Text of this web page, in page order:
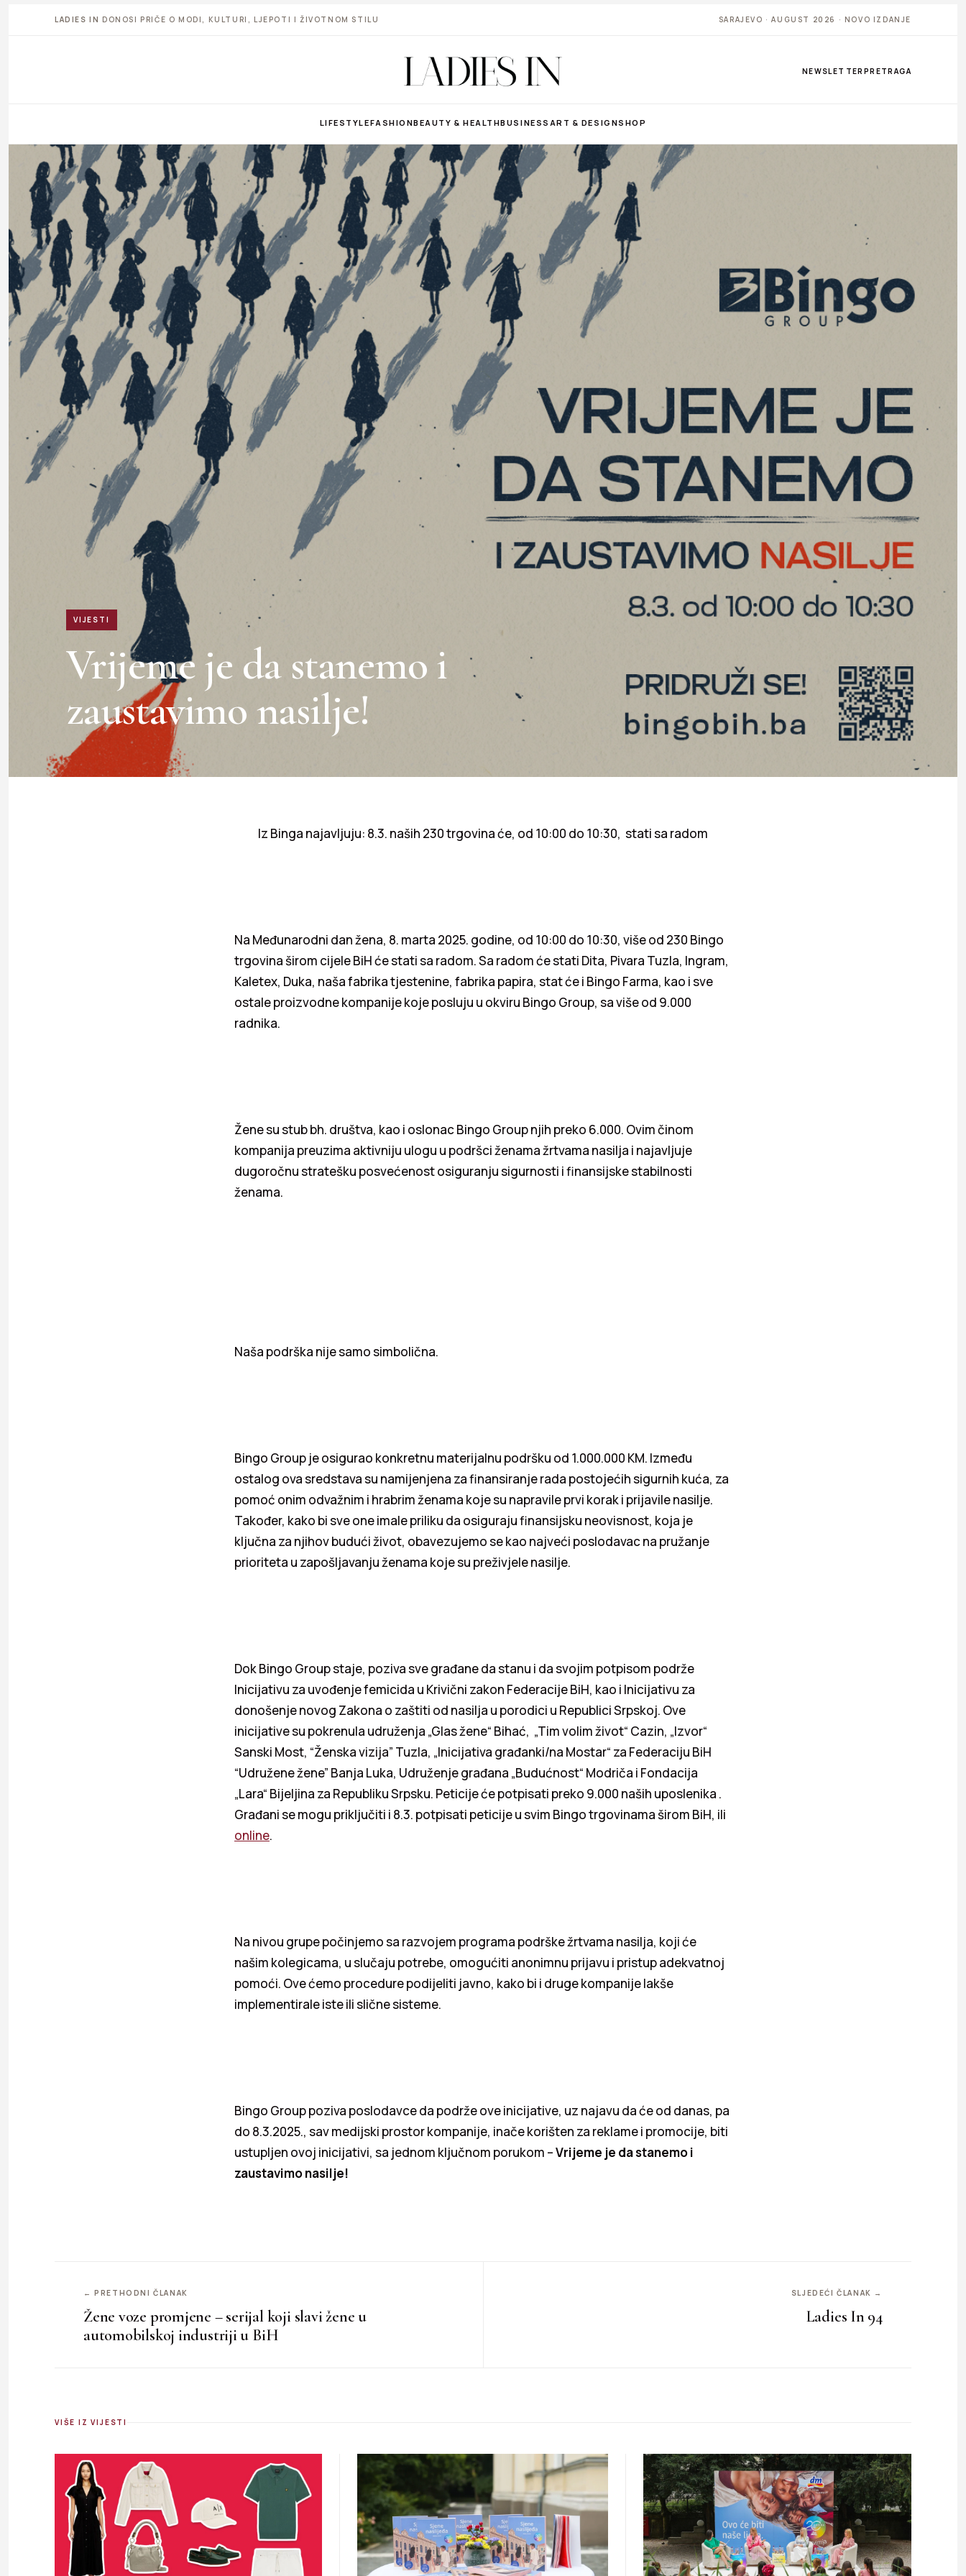
LADIES IN DONOSI PRIČE O MODI, KULTURI, LJEPOTI I ŽIVOTNOM STILU SARAJEVO · AUGUST 2026 · NOVO IZDANJE
NEWSLETTER PRETRAGA
LIFESTYLEFASHIONBEAUTY & HEALTHBUSINESS ART & DESIGNSHOP
VIJESTI
Vrijeme je da stanemo i
zaustavimo nasilje!
Iz Binga najavljuju: 8.3. naših 230 trgovina će, od 10:00 do 10:30, stati sa radom
Na Međunarodni dan žena, 8. marta 2025. godine, od 10:00 do 10:30, više od 230 Bingo
trgovina širom cijele BiH će stati sa radom. Sa radom će stati Dita, Pivara Tuzla, Ingram,
Kaletex, Duka, naša fabrika tjestenine, fabrika papira, stat će i Bingo Farma, kao i sve
ostale proizvodne kompanije koje posluju u okviru Bingo Group, sa više od 9.000
radnika.
Žene su stub bh. društva, kao i oslonac Bingo Group njih preko 6.000. Ovim činom
kompanija preuzima aktivniju ulogu u podršci ženama žrtvama nasilja i najavljuje
dugoročnu stratešku posvećenost osiguranju sigurnosti i finansijske stabilnosti
ženama.
Naša podrška nije samo simbolična.
Bingo Group je osigurao konkretnu materijalnu podršku od 1.000.000 KM. Između
ostalog ova sredstava su namijenjena za finansiranje rada postojećih sigurnih kuća, za
pomoć onim odvažnim i hrabrim ženama koje su napravile prvi korak i prijavile nasilje.
Također, kako bi sve one imale priliku da osiguraju finansijsku neovisnost, koja je
ključna za njihov budući život, obavezujemo se kao najveći poslodavac na pružanje
prioriteta u zapošljavanju ženama koje su preživjele nasilje.
Dok Bingo Group staje, poziva sve građane da stanu i da svojim potpisom podrže
Inicijativu za uvođenje femicida u Krivični zakon Federacije BiH, kao i Inicijativu za
donošenje novog Zakona o zaštiti od nasilja u porodici u Republici Srpskoj. Ove
inicijative su pokrenula udruženja „Glas žene“ Bihać, „Tim volim život“ Cazin, „Izvor“
Sanski Most, “Ženska vizija” Tuzla, „Inicijativa građanki/na Mostar“ za Federaciju BiH
“Udružene žene” Banja Luka, Udruženje građana „Budućnost“ Modriča i Fondacija
„Lara“ Bijeljina za Republiku Srpsku. Peticije će potpisati preko 9.000 naših uposlenika .
Građani se mogu priključiti i 8.3. potpisati peticije u svim Bingo trgovinama širom BiH, ili
online.
Na nivou grupe počinjemo sa razvojem programa podrške žrtvama nasilja, koji će
našim kolegicama, u slučaju potrebe, omogućiti anonimnu prijavu i pristup adekvatnoj
pomoći. Ove ćemo procedure podijeliti javno, kako bi i druge kompanije lakše
implementirale iste ili slične sisteme.
Bingo Group poziva poslodavce da podrže ove inicijative, uz najavu da će od danas, pa
do 8.3.2025., sav medijski prostor kompanije, inače korišten za reklame i promocije, biti
ustupljen ovoj inicijativi, sa jednom ključnom porukom –Vrijeme je da stanemo i
zaustavimo nasilje!
← PRETHODNI ČLANAK
Žene voze promjene – serijal koji slavi žene u
automobilskoj industriji u BiH
SLJEDEĆI ČLANAK →
Ladies In 94
VIŠE IZ VIJESTI